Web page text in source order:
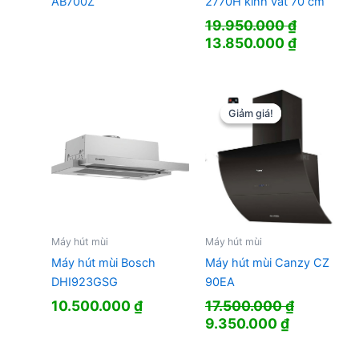
19.950.000₫
Giá
19.950.000 ₫.
13.850.000₫Giá
là:
Máy hút mùi
Máy hút mùi Bosch
DHI923GSG
10.500.000₫
Giảm giá!
Giảm giá!
Máy hút mùi
Máy hút mùi Canzy CZ
90EA
17.500.000₫
Giá
9.350.000₫Giá